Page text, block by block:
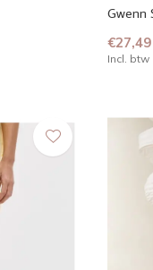
Gwenn
€27,49
Incl. btw